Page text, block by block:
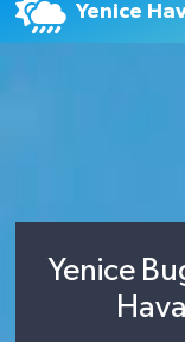
Yenice
Yenice
Son Dakika